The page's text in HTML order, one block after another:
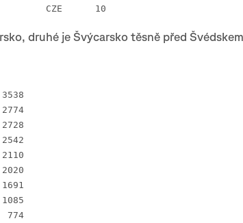
65. Jakub Chaloupský.		CZE	 10
druhé je Švýcarsko těsně před
1 Norsko		3538
2 Švýcarsko 		2774
3 Švédsko 		2728
4 Finsko 		2542
5 Francie 		2110
6 Česko 		2020
7 Dánsko 		1691
8 Maďarsko 		1085
9 Polsko 		 774